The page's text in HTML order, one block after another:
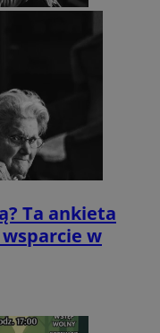
Ta ankieta
wsparcie w